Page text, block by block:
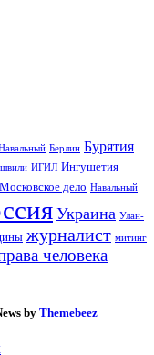
Берлин Бурятия
ИГИЛ Ингушетия
Московское дело Навальный
Украина Улан-
журналист митинг
человека
by Themebeez